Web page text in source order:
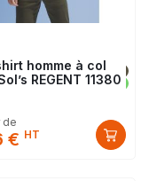
homme à col
REGENT 11380
de
€ HT